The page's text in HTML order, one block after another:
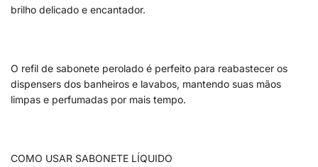
brilho delicado e encantador.
O refil de sabonete perolado é perfeito para reabastecer os
dispensers dos banheiros e lavabos, mantendo suas mãos
limpas e perfumadas por mais tempo.
COMO USAR SABONETE LÍQUIDO